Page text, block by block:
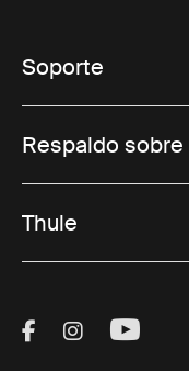
Soporte
Respaldo
Thule
Visit Thule on
Visit Visit